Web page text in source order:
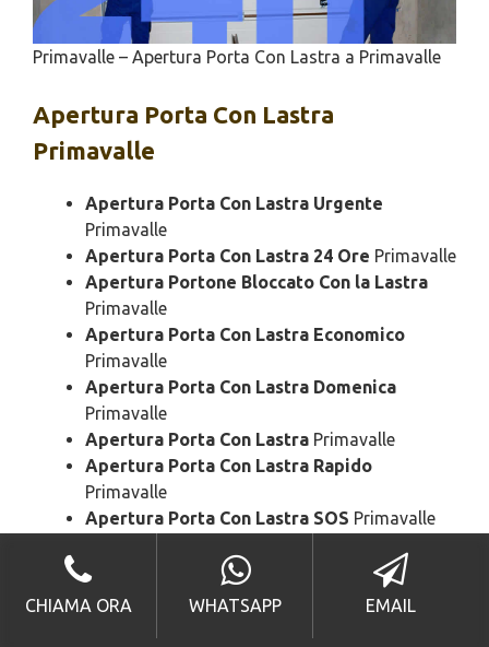
Primavalle – Apertura Porta Con Lastra a Primavalle
Apertura Porta Con Lastra
Primavalle
Apertura Porta Con Lastra Urgente
Primavalle
Apertura Porta Con Lastra 24 Ore Primavalle
Apertura Portone Bloccato Con la Lastra
Primavalle
Apertura Porta Con Lastra Economico
Primavalle
Apertura Porta Con Lastra Domenica
Primavalle
Apertura Porta Con Lastra Primavalle
Apertura Porta Con Lastra Rapido
Primavalle
Apertura Porta Con Lastra SOS Primavalle
Primavalle
Apertura Porta Con Lastra Costo
Primavalle
CHIAMA ORA WHATSAPP EMAIL